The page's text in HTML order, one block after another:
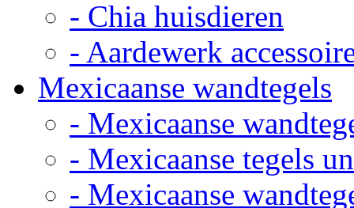
- Chia huisdieren
- Aardewerk
Mexicaanse wandtegels
- Mexicaanse
- Mexicaanse tegels
- Mexicaanse